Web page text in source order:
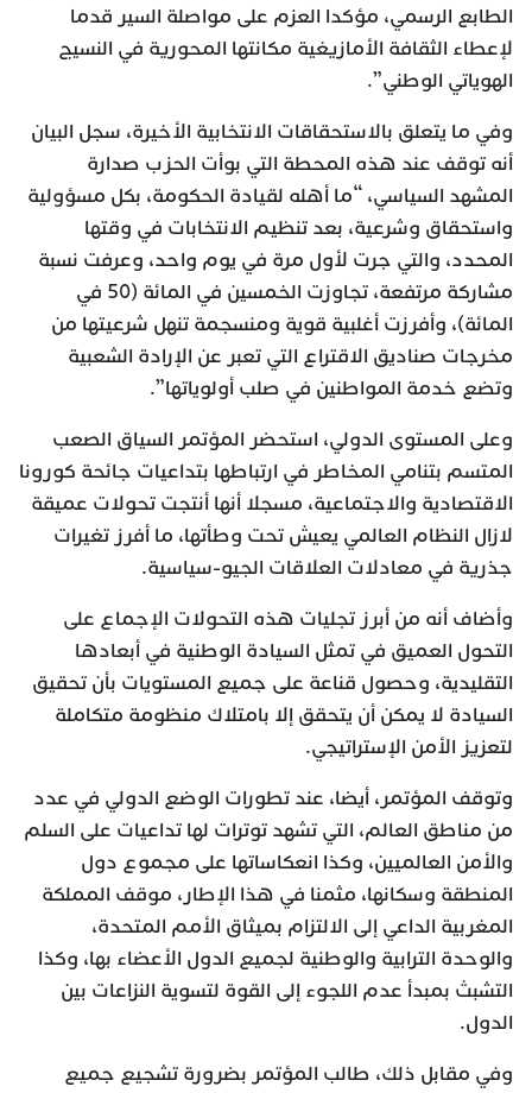
الطابع الرسمي، مؤكدا العزم على مواصلة السير قدما
لإعطاء الثقافة الأمازيغية مكانتها المحورية في النسيج
الهوياتي الوطني”.
وفي ما يتعلق بالاستحقاقات الانتخابية الأخيرة، سجل البيان
أنه توقف عند هذه المحطة التي بوأت الحزب صدارة
المشهد السياسي، “ما أهله لقيادة الحكومة، بكل مسؤولية
واستحقاق وشرعية، بعد تنظيم الانتخابات في وقتها
المحدد، والتي جرت لأول مرة في يوم واحد، وعرفت نسبة
مشاركة مرتفعة، تجاوزت الخمسين في المائة (50 في
المائة)، وأفرزت أغلبية قوية ومنسجمة تنهل شرعيتها من
مخرجات صناديق الاقتراع التي تعبر عن الإرادة الشعبية
وتضع خدمة المواطنين في صلب أولوياتها”.
وعلى المستوى الدولي، استحضر المؤتمر السياق الصعب
المتسم بتنامي المخاطر في ارتباطها بتداعيات جائحة كورونا
الاقتصادية والاجتماعية، مسجلا أنها أنتجت تحولات عميقة
لازال النظام العالمي يعيش تحت وطأتها، ما أفرز تغيرات
جذرية في معادلات العلاقات الجيو-سياسية.
وأضاف أنه من أبرز تجليات هذه التحولات الإجماع على
التحول العميق في تمثل السيادة الوطنية في أبعادها
التقليدية، وحصول قناعة على جميع المستويات بأن تحقيق
السيادة لا يمكن أن يتحقق إلا بامتلاك منظومة متكاملة
لتعزيز الأمن الإستراتيجي.
وتوقف المؤتمر، أيضا، عند تطورات الوضع الدولي في عدد
من مناطق العالم، التي تشهد توترات لها تداعيات على السلم
والأمن العالميين، وكذا انعكاساتها على مجموع دول
المنطقة وسكانها، مثمنا في هذا الإطار، موقف المملكة
المغربية الداعي إلى الالتزام بميثاق الأمم المتحدة،
والوحدة الترابية والوطنية لجميع الدول الأعضاء بها، وكذا
التشبث بمبدأ عدم اللجوء إلى القوة لتسوية النزاعات بين
الدول.
وفي مقابل ذلك، طالب المؤتمر بضرورة تشجيع جميع